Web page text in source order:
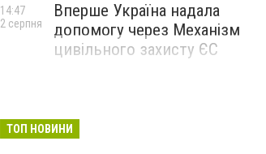
Вперше Україна надала
допомогу через Механізм
цивільного захисту ЄС
14:47
2 серпня
ТОП НОВИНИ